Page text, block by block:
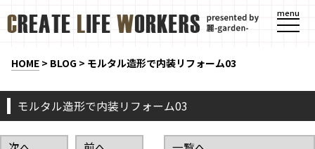
menu
HOME > BLOG > モルタル造形で内装リフォーム03
モルタル造形で内装リフォーム03